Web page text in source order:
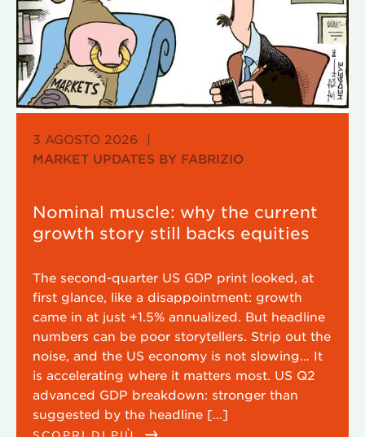
3 AGOSTO 2026
|
MARKET UPDATES BY FABRIZIO
Nominal muscle: why the current
growth story still backs equities
The second-quarter US GDP print looked, at
first glance, like a disappointment: growth
came in at just +1.5% annualized. But headline
numbers can be poor storytellers. Strip out the
noise, and the US economy is not slowing… It
is accelerating where it matters most. US Q2
advanced GDP breakdown: stronger than
suggested by the headline […]
SCOPRI DI PIÙ